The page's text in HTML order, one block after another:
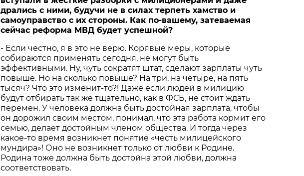
дрались с ними, будучи не в силах терпеть хамство и
самоуправство с их стороны. Как по-вашему, затеваемая
сейчас реформа МВД будет успешной?
- Если честно, я в это не верю. Корявые меры, которые
собираются применять сегодня, не могут быть
эффективными. Ну, чуть сократят штат, сделают зарплаты чуть
повыше. Но на сколько повыше? На три, на четыре, на пять
тысяч? Что это изменит-то?! Даже если людей в милицию
будут отбирать так же тщательно, как в ФСБ, не стоит ждать
перемен. У человека должна быть достойная зарплата, чтобы
он дорожил своим местом, понимал, что эта работа кормит его
семью, делает достойным членом общества. И тогда через
какое-то время возникнет понятие «честь милицейского
мундира»! Оно не возникнет только от любви к Родине.
Родина тоже должна быть достойна этой любви, должна
соответствовать.